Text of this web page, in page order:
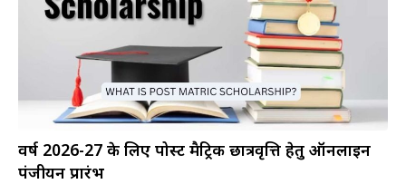
वर्ष 2026-27 के लिए पोस्ट मैट्रिक छात्रवृत्ति हेतु ऑनलाइन
पंजीयन प्रारंभ